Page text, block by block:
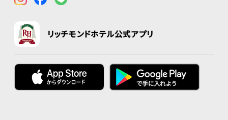
リッチモンドホテル公式アプリ